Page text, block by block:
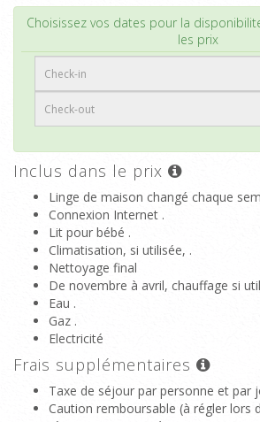
Choisissez vos dates pour la
les prix
Inclus dans le prix
Linge de maison changé chaque
Connexion Internet .
Lit pour bébé .
Climatisation, si utilisée, .
Nettoyage final
De novembre à avril, chauffage si
Eau .
Gaz .
Electricité
Frais supplémentaires
Taxe de séjour par personne et par
Caution remboursable (à régler lors